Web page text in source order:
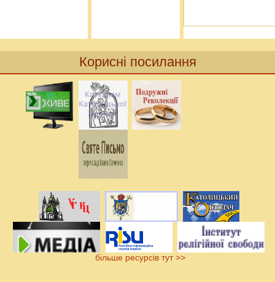
Корисні посилання
більше ресурсів тут >>